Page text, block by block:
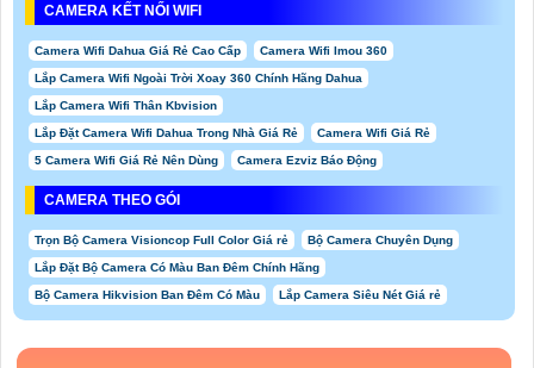
CAMERA KẾT NỐI WIFI
Camera Wifi Dahua Giá Rẻ Cao Cấp Camera Wifi Imou 360
Lắp Camera Wifi Ngoài Trời Xoay 360 Chính Hãng Dahua
Lắp Camera Wifi Thân Kbvision
Lắp Đặt Camera Wifi Dahua Trong Nhà Giá Rẻ Camera Wifi Giá Rẻ
5 Camera Wifi Giá Rẻ Nên Dùng Camera Ezviz Báo Động
CAMERA THEO GÓI
Trọn Bộ Camera Visioncop Full Color Giá rẻ Bộ Camera Chuyên Dụng
Lắp Đặt Bộ Camera Có Màu Ban Đêm Chính Hãng
Bộ Camera Hikvision Ban Đêm Có Màu Lắp Camera Siêu Nét Giá rẻ